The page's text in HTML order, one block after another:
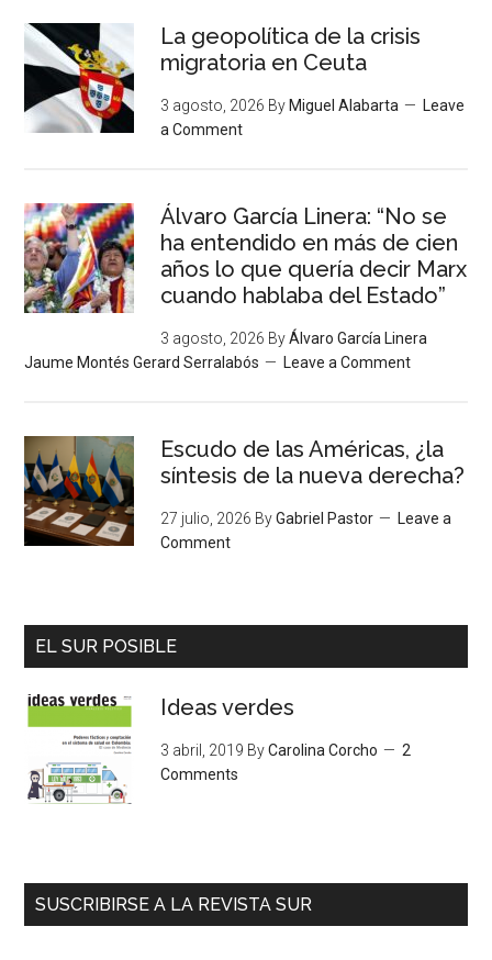
La geopolítica de la crisis
migratoria en Ceuta
3 agosto, 2026 By Miguel Alabarta
Leave
a Comment
Álvaro García Linera: “No se
ha entendido en más de cien
años lo que quería decir Marx
cuando hablaba del Estado”
3 agosto, 2026 ByÁlvaro García Linera
Jaume Montés Gerard Serralabós
Leave a Comment
Escudo de las Américas, ¿la
síntesis de la nueva derecha?
27 julio, 2026 ByGabriel Pastor
Leave a
Comment
EL SUR POSIBLE
Ideas verdes
3 abril, 2019 ByCarolina Corcho
2
Comments
SUSCRIBIRSE A LA REVISTA SUR